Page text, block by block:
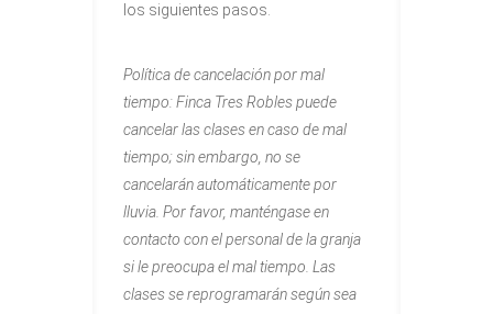
los siguientes pasos.
Política de cancelación por mal
tiempo: Finca Tres Robles puede
cancelar las clases en caso de mal
tiempo; sin embargo, no se
cancelarán automáticamente por
lluvia. Por favor, manténgase en
contacto con el personal de la granja
si le preocupa el mal tiempo. Las
clases se reprogramarán según sea